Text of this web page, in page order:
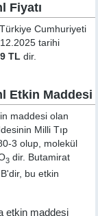
Fiyatı
Cumhuriyeti
tarihi
TL dir.
Etkin Maddesi
maddesi olan
Milli Tıp
3 olup, molekül
3 dir. Butamirat
bu etkin
etkin maddesi